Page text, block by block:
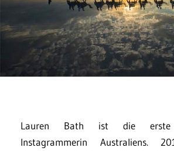
Lauren Bath ist die erste
Instagrammerin Australiens.